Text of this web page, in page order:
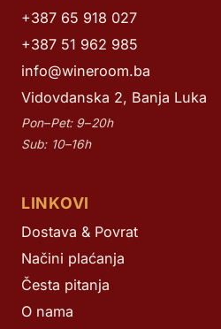
+387 65 918 027
+387 51 962 985
info@wineroom.ba
Vidovdanska 2, Banja Luka
Pon–Pet: 9–20h
Sub: 10–16h
LINKOVI
Dostava & Povrat
Načini plaćanja
Česta pitanja
O nama